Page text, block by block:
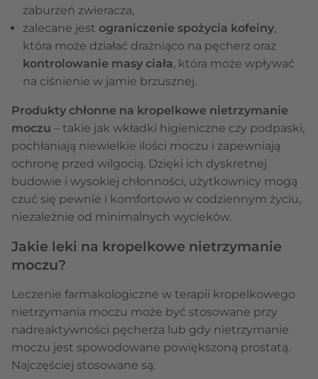
zaburzeń zwieracza,
zalecane jest ograniczenie spożycia kofeiny,
która może działać drażniąco na pęcherz oraz
kontrolowanie masy ciała, która może wpływać
na ciśnienie w jamie brzusznej.
Produkty chłonne na kropelkowe nietrzymanie
moczu – takie jak wkładki higieniczne czy podpaski,
pochłaniają niewielkie ilości moczu i zapewniają
ochronę przed wilgocią. Dzięki ich dyskretnej
budowie i wysokiej chłonności, użytkownicy mogą
czuć się pewnie i komfortowo w codziennym życiu,
niezależnie od minimalnych wycieków.
Jakie leki na kropelkowe nietrzymanie
moczu?
Leczenie farmakologiczne w terapii kropelkowego
nietrzymania moczu może być stosowane przy
nadreaktywności pęcherza lub gdy nietrzymanie
moczu jest spowodowane powiększoną prostatą.
Najczęściej stosowane są: